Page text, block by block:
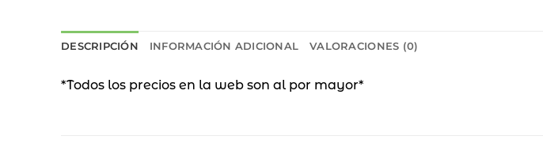
DESCRIPCIÓN INFORMACIÓN ADICIONAL VALORACIONES (0)
*Todos los precios en la web son al por mayor*